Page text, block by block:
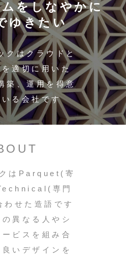
をしなやかに
ゆきたい
クはクラウドと
を適切に用いた
築、運用を得意
る会社です
はParquet(寄
専門
わせた造語です
異なる人やシ
ビスを組み合
いデザインを